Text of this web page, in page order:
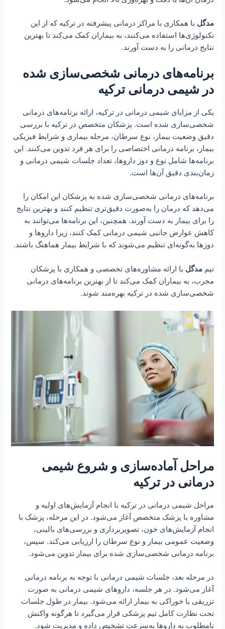
مدگل با همکاری با مراکز درمانی پیشرفته در ترکیه که از این
تکنولوژی‌ها استفاده می‌کنند، به بیماران کمک می‌کند تا بهترین
نتایج درمانی را به دست آورند.
برنامه‌های درمانی شخصی‌سازی شده
در شیمی درمانی ترکیه
یکی از مزایای شیمی درمانی در ترکیه، ارائه برنامه‌های درمانی
شخصی‌سازی شده است. پزشکان متخصص در ترکیه با بررسی
دقیق وضعیت بیمار، نوع سرطان، مرحله بیماری و شرایط فیزیکی
بیمار، برنامه درمانی اختصاصی را برای هر فرد تدوین می‌کنند. این
برنامه‌ها شامل نوع و دوز داروها، تعداد جلسات شیمی درمانی و
زمان‌بندی دقیق آن‌ها است.
برنامه‌های درمانی شخصی‌سازی شده به پزشکان این امکان را
می‌دهد که درمان را به‌صورت دقیق‌تری تنظیم کنند و بهترین نتایج
را برای بیمار به دست آورند. همچنین، این برنامه‌ها می‌توانند به
کاهش عوارض جانبی شیمی درمانی کمک کنند، زیرا داروها و
دوزها به‌گونه‌ای تنظیم می‌شوند که با شرایط بیمار هماهنگ باشند.
تیممدگل با ارائه مشاوره‌های تخصصی و همکاری با پزشکان
مجرب، به بیماران کمک می‌کند تا از بهترین برنامه‌های درمانی
شخصی‌سازی شده در ترکیه بهره‌مند شوند.
مراحل آماده‌سازی و شروع شیمی
درمانی در ترکیه
مراحل شیمی درمانی در ترکیه با انجام آزمایش‌های اولیه و
مشاوره با پزشک متخصص آغاز می‌شود. در این مرحله، پزشک با
انجام آزمایش‌های خون، تصویربرداری و بررسی‌های بالینی،
وضعیت عمومی بیمار و نوع سرطان را ارزیابی می‌کند. سپس،
برنامه درمانی شخصی‌سازی شده برای بیمار تدوین می‌شود.
در مرحله بعد، جلسات شیمی درمانی با توجه به برنامه درمانی
آغاز می‌شود. در هر جلسه، داروهای شیمی درمانی به صورت
تزریقی یا خوراکی به بیمار ارائه می‌شود. بیمار در طول جلسات
تحت نظارت کامل تیم پزشکی قرار می‌گیرد تا هرگونه واکنش
نامطلوب به داروها به‌سرعت تشخیص داده و مدیریت شود.